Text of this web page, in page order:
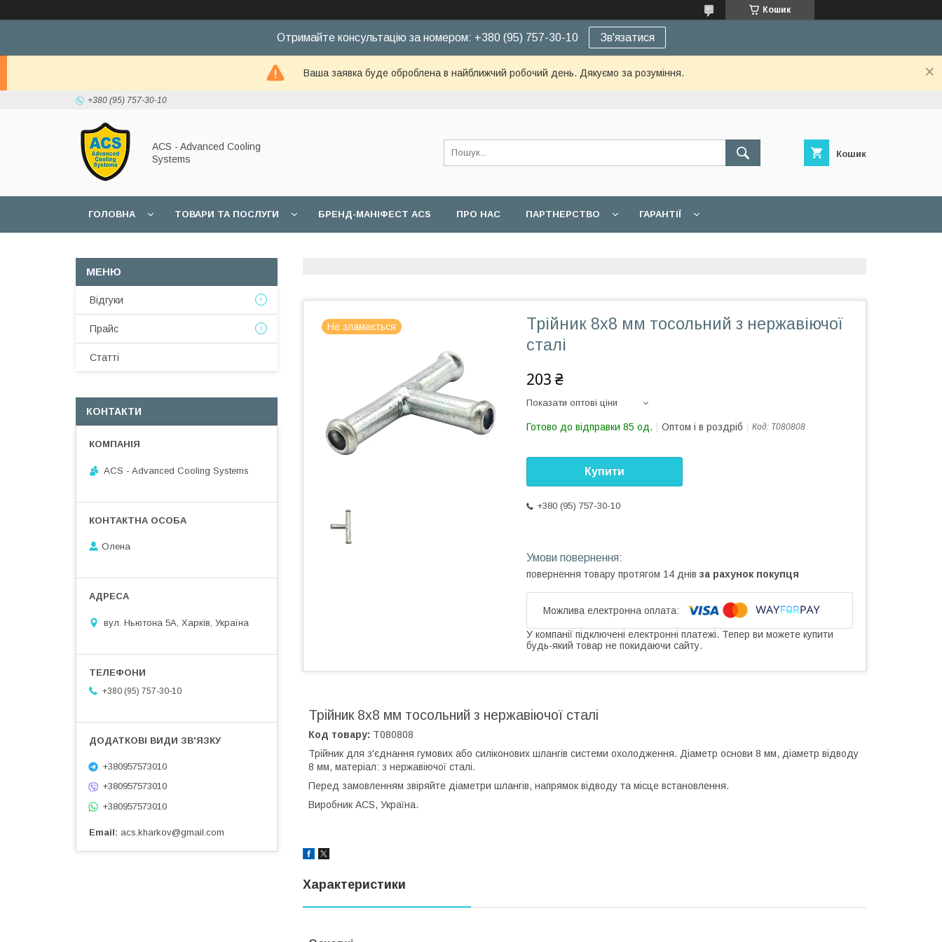
Кошик
Отримайте консультацію за номером: +380 (95) 757-30-10 Зв'язатися
Ваша заявка буде оброблена в найближчий робочий день. Дякуємо за розуміння.
+380 (95) 757-30-10
ACS - Advanced Cooling
Systems
Кошик
ГОЛОВНА ТОВАРИ ТА ПОСЛУГИ БРЕНД-МАНІФЕСТ ACS ПРО НАС ПАРТНЕРСТВО ГАРАНТІЇ
Не зламається
Трійник 8x8 мм тосольний з нержавіючої
сталі
203 ₴
Показати оптові ціни
Готово до відправки 85 од. Оптом і в роздріб Код: Т080808
Купити
+380 (95) 757-30-10
повернення товару протягом 14 днів за рахунок покупця
У компанії підключені електронні платежі. Тепер ви можете купити
будь-який товар не покидаючи сайту.
Трійник 8x8 мм тосольний з нержавіючої сталі
Код товару: Т080808
Трійник для з'єднання гумових або силіконових шлангів системи охолодження. Діаметр основи 8 мм, діаметр відводу
8 мм, матеріал: з нержавіючої сталі.
Перед замовленням звіряйте діаметри шлангів, напрямок відводу та місце встановлення.
Виробник ACS, Україна.
Характеристики
Відгуки
Прайс
Статті
КОНТАКТИ
ACS - Advanced Cooling Systems
Олена
вул. Ньютона 5А, Харків, Україна
+380 (95) 757-30-10
+380957573010
+380957573010
+380957573010
Email acs.kharkov@gmail.com